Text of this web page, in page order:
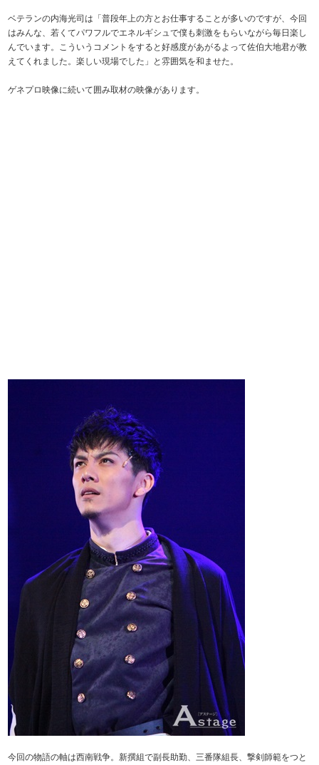
ベテランの内海光司は「普段年上の方とお仕事することが多いのですが、今回
はみんな、若くてパワフルでエネルギシュで僕も刺激をもらいながら毎日楽し
んでいます。こういうコメントをすると好感度があがるよって佐伯大地君が教
えてくれました。楽しい現場でした」と雰囲気を和ませた。
ゲネプロ映像に続いて囲み取材の映像があります。
今回の物語の軸は西南戦争。新撰組で副長助勤、三番隊組長、撃剣師範をつと